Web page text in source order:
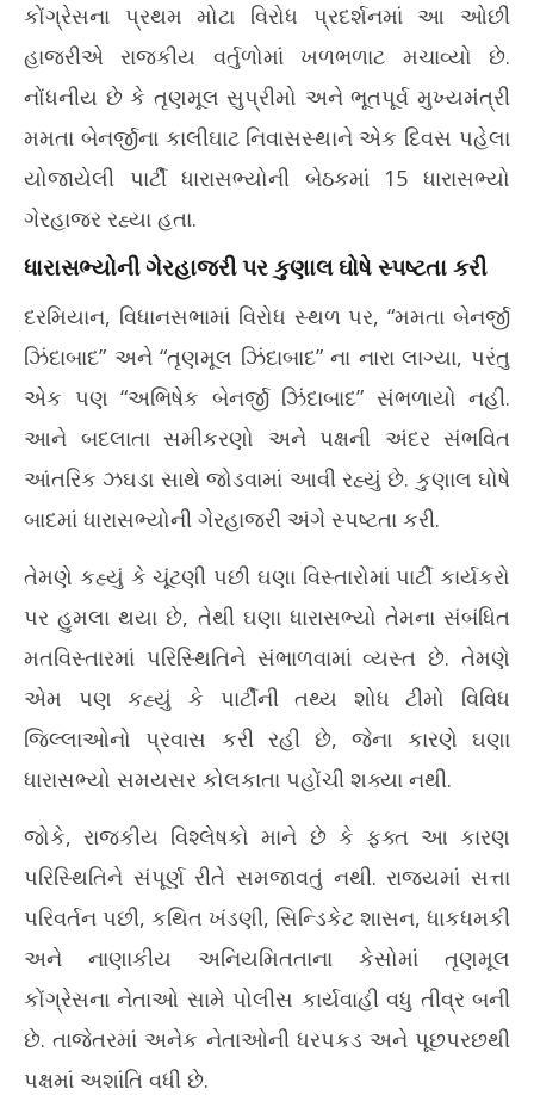
કોંગ્રેસના પ્રથમ મોટા વિરોધ પ્રદર્શનમાં આ ઓછી
હાજરીએ રાજકીય વર્તુળોમાં ખળભળાટ મચાવ્યો છે.
નોંધનીય છે કે તૃણમૂલ સુપ્રીમો અને ભૂતપૂર્વ મુખ્યમંત્રી
મમતા બેનર્જીના કાલીઘાટ નિવાસસ્થાને એક દિવસ પહેલા
યોજાયેલી પાર્ટી ધારાસભ્યોની બેઠકમાં 15 ધારાસભ્યો
ગેરહાજર રહ્યા હતા.
ધારાસભ્યોની ગેરહાજરી પર કુણાલ ઘોષે સ્પષ્ટતા કરી
દરમિયાન, વિધાનસભામાં વિરોધ સ્થળ પર, “મમતા બેનર્જી
ઝિંદાબાદ” અને “તૃણમૂલ ઝિંદાબાદ” ના નારા લાગ્યા, પરંતુ
એક પણ “અભિષેક બેનર્જી ઝિંદાબાદ” સંભળાયો નહીં.
આને બદલાતા સમીકરણો અને પક્ષની અંદર સંભવિત
આંતરિક ઝઘડા સાથે જોડવામાં આવી રહ્યું છે. કુણાલ ઘોષે
બાદમાં ધારાસભ્યોની ગેરહાજરી અંગે સ્પષ્ટતા કરી.
તેમણે કહ્યું કે ચૂંટણી પછી ઘણા વિસ્તારોમાં પાર્ટી કાર્યકરો
પર હુમલા થયા છે, તેથી ઘણા ધારાસભ્યો તેમના સંબંધિત
મતવિસ્તારમાં પરિસ્થિતિને સંભાળવામાં વ્યસ્ત છે. તેમણે
એમ પણ કહ્યું કે પાર્ટીની તથ્ય શોધ ટીમો વિવિધ
જિલ્લાઓનો પ્રવાસ કરી રહી છે, જેના કારણે ઘણા
ધારાસભ્યો સમયસર કોલકાતા પહોંચી શક્યા નથી.
જોકે, રાજકીય વિશ્લેષકો માને છે કે ફક્ત આ કારણ
પરિસ્થિતિને સંપૂર્ણ રીતે સમજાવતું નથી. રાજ્યમાં સત્તા
પરિવર્તન પછી, કથિત ખંડણી, સિન્ડિકેટ શાસન, ધાકધમકી
અને નાણાકીય અનિયમિતતાના કેસોમાં તૃણમૂલ
કોંગ્રેસના નેતાઓ સામે પોલીસ કાર્યવાહી વધુ તીવ્ર બની
છે. તાજેતરમાં અનેક નેતાઓની ધરપકડ અને પૂછપરછથી
પક્ષમાં અશાંતિ વધી છે.